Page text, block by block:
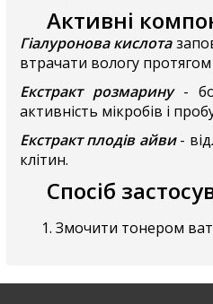
Активні
Гіалуронова кислота
втрачати вологу протягом
Екстракт розмарину-
активність мікробів і
Екстракт плодів айви-
клітин.
Спосіб
Змочити тонером